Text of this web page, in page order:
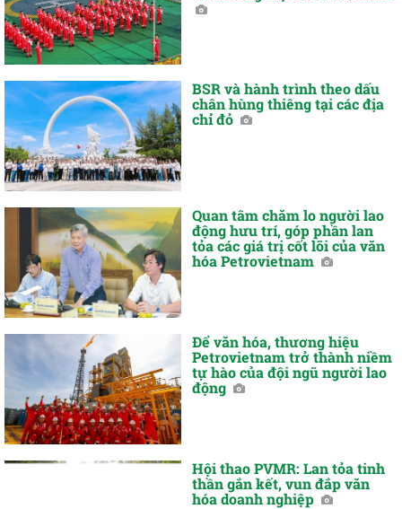
BSR và hành trình theo dấu
chân hùng thiêng tại các địa
chỉ đỏ
Quan tâm chăm lo người lao
động hưu trí, góp phần lan
tỏa các giá trị cốt lõi của văn
hóa Petrovietnam
Để văn hóa, thương hiệu
Petrovietnam trở thành niềm
tự hào của đội ngũ người lao
động
Hội thao PVMR: Lan tỏa tinh
thần gắn kết, vun đắp văn
hóa doanh nghiệp